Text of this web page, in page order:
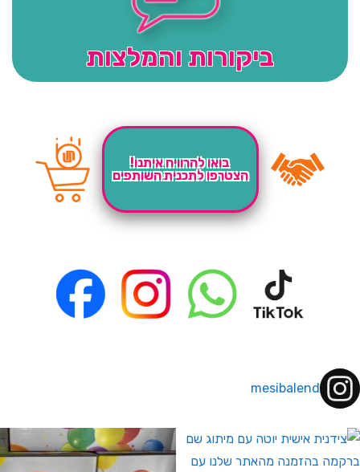
ביקורות והמלצות
בואו להרוויח איתנו!
הצטרפו לתכנית השותפים
mesibalend
לחברי מועדון ומצטרפים חדשים🤍